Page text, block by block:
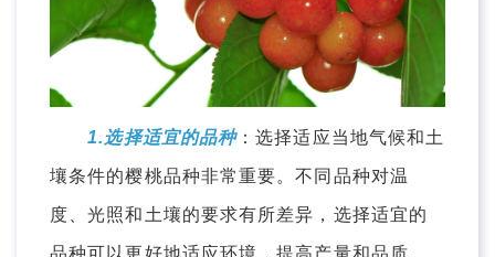
1.选择适宜的品种：选择适应当地气候和土
壤条件的樱桃品种非常重要。不同品种对温
度、光照和土壤的要求有所差异，选择适宜的
品种可以更好地适应环境，提高产量和品质。